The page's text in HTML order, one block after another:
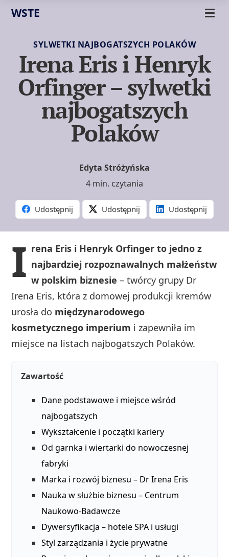
WSTE
SYLWETKI NAJBOGATSZYCH POLAKÓW
Irena Eris i Henryk
Orfinger – sylwetki
najbogatszych
Polaków
Edyta Stróżyńska
4 min. czytania
Udostępnij Udostępnij Udostępnij
I rena Eris i Henryk Orfinger to jedno z
najbardziej rozpoznawalnych małżeństw
w polskim biznesie – twórcy grupy Dr
Irena Eris, która z domowej produkcji kremów
urosła do międzynarodowego
kosmetycznego imperium i zapewniła im
miejsce na listach najbogatszych Polaków.
Zawartość
Dane podstawowe i miejsce wśród
najbogatszych
Wykształcenie i początki kariery
Od garnka i wiertarki do nowoczesnej
fabryki
Marka i rozwój biznesu – Dr Irena Eris
Nauka w służbie biznesu – Centrum
Naukowo‑Badawcze
Dywersyfikacja – hotele SPA i usługi
Styl zarządzania i życie prywatne